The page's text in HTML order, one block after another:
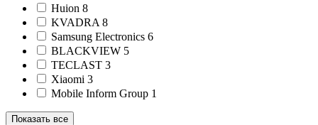
Huion 8
KVADRA 8
Samsung Electronics 6
BLACKVIEW 5
TECLAST 3
Xiaomi 3
Mobile Inform Group 1
Показать все